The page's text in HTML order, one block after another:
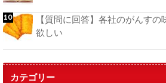
【質問に回答】各社のがんす
欲しい
カテゴリー